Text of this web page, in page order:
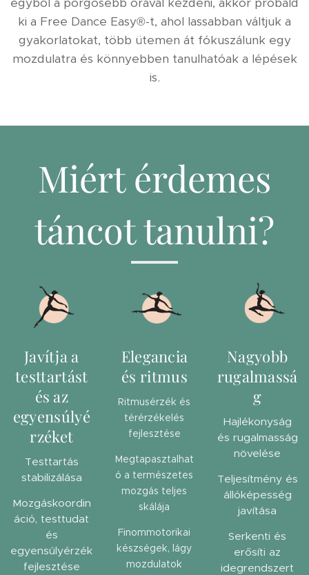
egyből a pörgősebb órával kezdeni, akkor próbáld
ki a Free Dance Easy®-t, ahol lassabban váltjuk a
gyakorlatokat, több ütemen át fókuszálunk egy
mozdulatra és könnyebben tanulhatóak a lépések
is.
Miért érdemes
táncot tanulni?
Javítja a
testtartást
és az
egyensúlyé
rzéket
Testtartás
stabilizálása
Mozgáskoordin
áció, testtudat
és
egyensúlyérzék
fejlesztése
Elegancia
és ritmus
Ritmusérzék és
térérzékelés
fejlesztése
Megtapasztalhat
ó a természetes
mozgás teljes
skálája
Finommotorikai
készségek, lágy
mozdulatok
Nagyobb
rugalmassá
g
Hajlékonyság
és rugalmasság
növelése
Teljesítmény és
állóképesség
javítása
Serkenti és
erősíti az
idegrendszert